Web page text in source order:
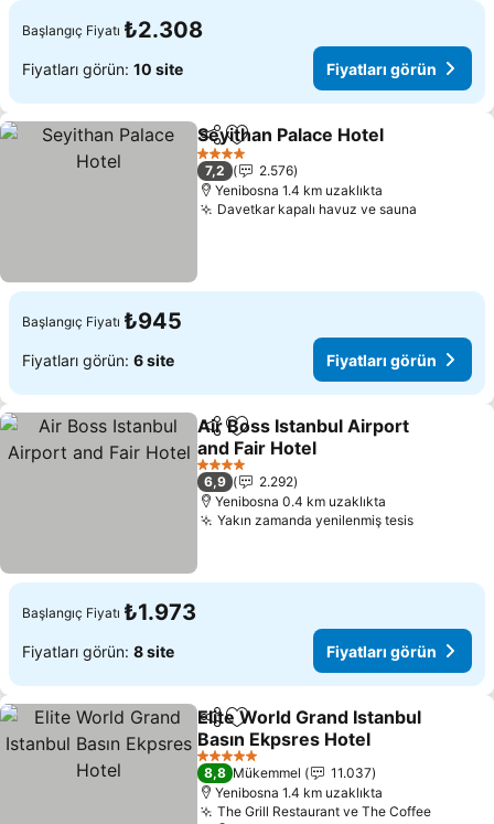
Başlangıç Fiyatı ₺2.308
Fiyatları görün: 10 site Fiyatları görün
PaylaşFavorilerime ekle
Seyithan Palace Hotel
4 Yıldız
7,2
2.576
Yenibosna 1.4 km uzaklıkta
Davetkar kapalı havuz ve sauna
Başlangıç Fiyatı ₺945
Fiyatları görün: 6 site Fiyatları görün
PaylaşFavorilerime ekle
Air Boss Istanbul Airport
and Fair Hotel
Fiyatları görün
4 Yıldız
6,9
2.292
Yenibosna 0.4 km uzaklıkta
Yakın zamanda yenilenmiş tesisFiyatları
Başlangıç Fiyatı ₺1.973
Fiyatları görün: 8 site Fiyatları görün
PaylaşFavorilerime ekle
Elite World Grand Istanbul
Basın Ekpsres Hotel
Fiyatları görün
5 Yıldız
8,8 Mükemmel
11.037
Yenibosna 1.4 km uzaklıkta
The Grill Restaurant ve The Coffee